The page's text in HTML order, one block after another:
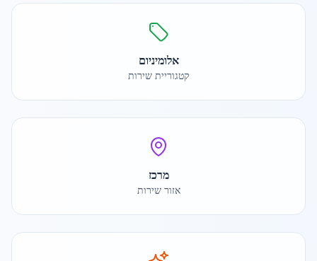
אלומיניום
קטגוריית שירות
מרכז
אזור שירות